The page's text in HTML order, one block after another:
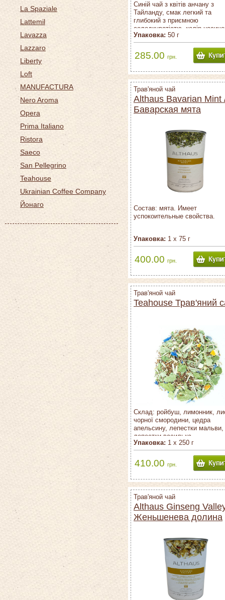
La Spaziale
Lattemil
Lavazza
Lazzaro
Liberty
Loft
MANUFACTURA
Nero Aroma
Opera
Prima Italiano
Ristora
Saeco
San Pellegrino
Teahouse
Ukrainian Coffee Company
Йонаго
Синій чай з квітів анчану з
Тайланду, смак легкий та
глибокий з приємною
солодкуватістю, колір
синій.
Упаковка: 50 г
285.00 грн.
Трав'яной чай
Althaus Bavarian Mint
Баварская мята
Состав: мята. Имеет
успокоительные свойства.
Упаковка: 1 х 75 г
400.00 грн.
Трав'яной чай
Teahouse Трав'яний
Склад: ройбуш, лимонник,
чорної смородини, цедра
апельсину, лепестки мальви,
лепестки василька.
Упаковка: 1 х 250 г
410.00 грн.
Трав'яной чай
Althaus Ginseng
Женьшенева долина